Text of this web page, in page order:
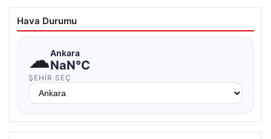
Hava Durumu
☁Ankara
NaN°C
ŞEHIR SEÇ